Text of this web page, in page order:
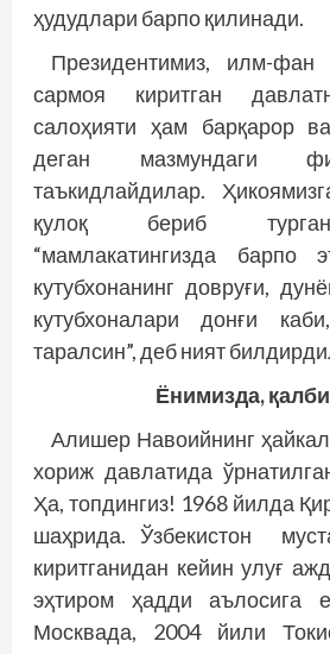
ҳудудлари барпо қилинади.
Президентимиз, илм-фан
сармоя киритган
салоҳияти ҳам барқарор
деган мазмундаги
таъкидлайдилар.
қулоқ бериб
“мамлакатингизда барпо
кутубхонанинг довруғи,
кутубхоналари донғи
таралсин”, деб ният
Ёнимизда,
Алишер Навоийнинг
хориж давлатида
Ҳа, топдингиз! 1968 йилда
шаҳрида. Ўзбекистон
киритганидан кейин улуғ
эҳтиром ҳадди аълосига
Москвада, 2004 йили